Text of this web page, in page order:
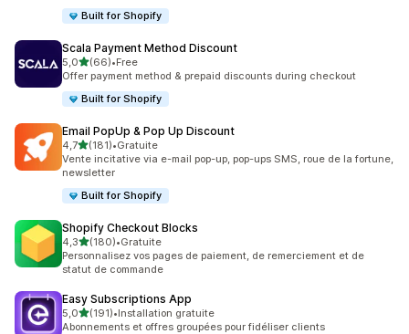
Built for Shopify
Scala Payment Method Discount
5,0étoile(s) sur 5
(66)
66 avis au total
•Free
Offer payment method & prepaid discounts during checkout
Built for Shopify
Email PopUp & Pop Up Discount
4,7étoile(s) sur 5
(181)
181 avis au total
•Gratuite
Vente incitative via e-mail pop-up, pop-ups SMS, roue de la fortune,
newsletter
Built for Shopify
Shopify Checkout Blocks
4,3étoile(s) sur 5
(180)
180 avis au total
•Gratuite
Personnalisez vos pages de paiement, de remerciement et de
statut de commande
Easy Subscriptions App
5,0étoile(s) sur 5
(191)
191 avis au total
•Installation gratuite
Abonnements et offres groupées pour fidéliser clients